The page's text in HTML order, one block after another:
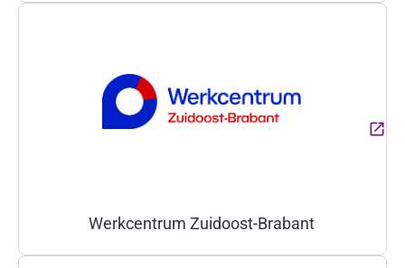
Werkcentrum Zuidoost-Brabant